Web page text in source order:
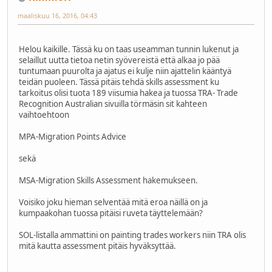
maaliskuu 16, 2016, 04:43
Helou kaikille. Tässä ku on taas useamman tunnin lukenut ja
selaillut uutta tietoa netin syövereistä että alkaa jo pää
tuntumaan puurolta ja ajatus ei kulje niin ajattelin kääntyä
teidän puoleen. Tässä pitäis tehdä skills assessment ku
tarkoitus olisi tuota 189 viisumia hakea ja tuossa TRA- Trade
Recognition Australian sivuilla törmäsin sit kahteen
vaihtoehtoon
MPA-Migration Points Advice
sekä
MSA-Migration Skills Assessment hakemukseen.
Voisiko joku hieman selventää mitä eroa näillä on ja
kumpaakohan tuossa pitäisi ruveta täyttelemään?
SOL-listalla ammattini on painting trades workers niin TRA olis
mitä kautta assessment pitäis hyväksyttää.